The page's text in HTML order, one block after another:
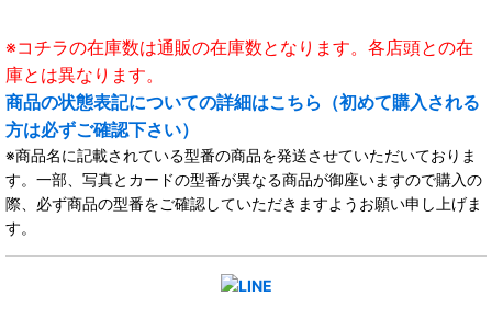
※コチラの在庫数は通販の在庫数となります。各店頭との在
庫とは異なります。
商品の状態表記についての詳細はこちら（初めて購入される
方は必ずご確認下さい）
※商品名に記載されている型番の商品を発送させていただいておりま
す。一部、写真とカードの型番が異なる商品が御座いますので購入の
際、必ず商品の型番をご確認していただきますようお願い申し上げま
す。